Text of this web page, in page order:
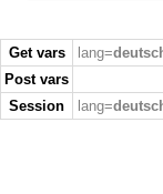
Get vars lang=
Post vars
Session
lang=